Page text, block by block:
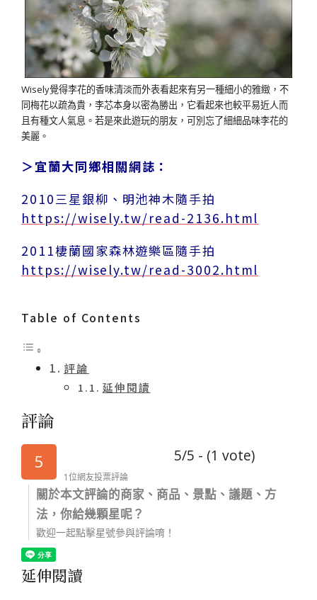
Wisely覺得李花的香味清淡而外表看起來有另一種細小的雅緻，不
同梅花以疏為貴，李芯本身以密為勝出，它看起來也較平易近人而
且有種文人氣息。若是來此遊玩的朋友，可別忘了細細品味李花的
美麗。
＞宜蘭大同鄉相關網誌：
2010三星銀柳、明池神木隨手拍
https://wisely.tw/read-2136.html
2011棲蘭國家森林遊樂區隨手拍
https://wisely.tw/read-3002.html
Table of Contents
評論
延伸閱讀
評論
5 5/5 - (1 vote)
1位網友投票評論
關於本文評論的商家、商品、景點、議題、方
法，你給幾顆星呢？
歡迎一起點擊星號參與評論唷！
延伸閱讀